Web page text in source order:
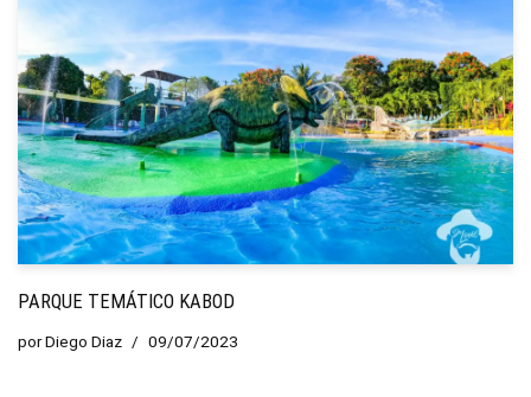
PARQUE TEMÁTICO KABOD
porDiego Diaz 09/07/2023